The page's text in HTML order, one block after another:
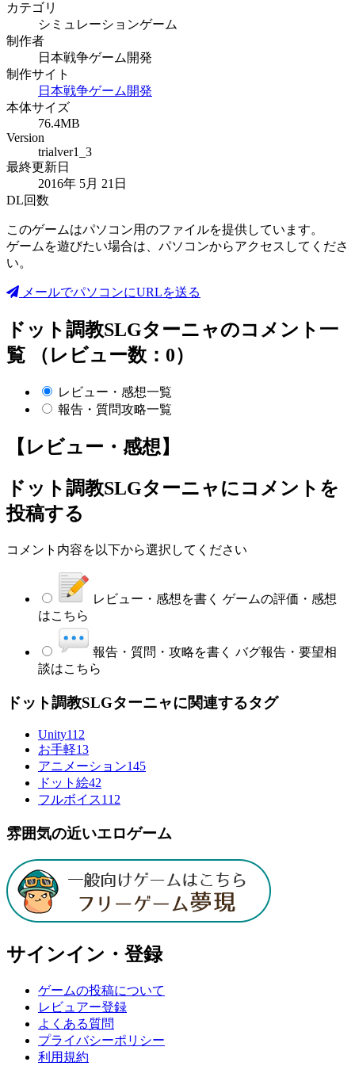
カテゴリ
シミュレーションゲーム
制作者
日本戦争ゲーム開発
制作サイト
日本戦争ゲーム開発
本体サイズ
76.4MB
Version
trialver1_3
最終更新日
2016年 5月 21日
DL回数
このゲームはパソコン用のファイルを提供しています。
ゲームを遊びたい場合は、パソコンからアクセスしてくださ
い。
メールでパソコンにURLを送る
ドット調教SLGターニャのコメント一
覧 （レビュー数：0）
レビュー・感想一覧
報告・質問攻略一覧
【レビュー・感想】
ドット調教SLGターニャにコメントを
投稿する
コメント内容を以下から選択してください
レビュー・感想を書く ゲームの評価・感想
はこちら
報告・質問・攻略を書く バグ報告・要望相
談はこちら
ドット調教SLGターニャに関連するタグ
Unity112
お手軽13
アニメーション145
ドット絵42
フルボイス112
雰囲気の近いエロゲーム
サインイン・登録
ゲームの投稿について
レビュアー登録
よくある質問
プライバシーポリシー
利用規約